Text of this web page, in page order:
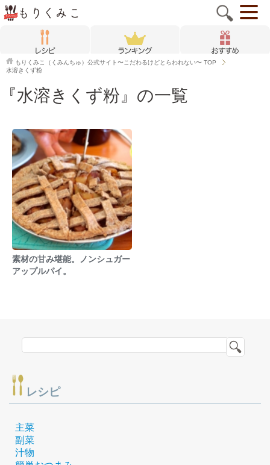
もりくみこ（くみんちゅ）公式サイト〜こだわるけどとらわれない〜 TOP
水溶きくず粉
『水溶きくず粉』の一覧
素材の甘み堪能。ノンシュガー
アップルパイ。
レシピ
主菜
副菜
汁物